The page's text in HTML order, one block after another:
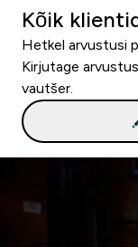
Kõik
Hetkel arvustusi
Kirjutage
vautšer.